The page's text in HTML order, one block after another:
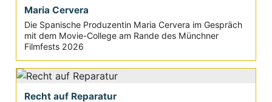
Maria Cervera
Die Spanische Produzentin Maria Cervera im Gespräch
mit dem Movie-College am Rande des Münchner
Filmfests 2026
Recht auf Reparatur